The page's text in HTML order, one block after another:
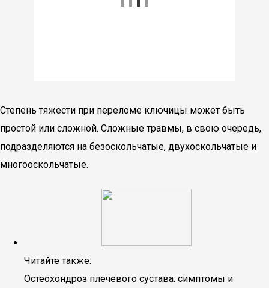
Степень тяжести при переломе ключицы может быть
простой или сложной. Сложные травмы, в свою очередь,
подразделяются на безоскольчатые, двухоскольчатые и
многооскольчатые.
Читайте также:
Остеохондроз плечевого сустава: симптомы и